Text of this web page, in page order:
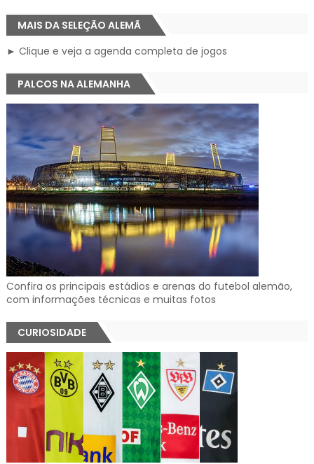
MAIS DA SELEÇÃO ALEMÃ
► Clique e veja a agenda completa de jogos
PALCOS NA ALEMANHA
Confira os principais estádios e arenas do futebol alemão,
com informações técnicas e muitas fotos
CURIOSIDADE